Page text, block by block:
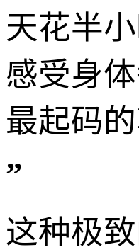
天花半
感受身
最起码的
”
这种极